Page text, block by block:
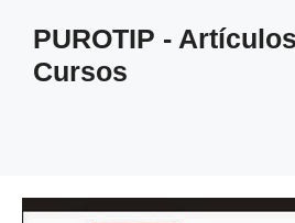
contenido
PUROTIP -
Cursos